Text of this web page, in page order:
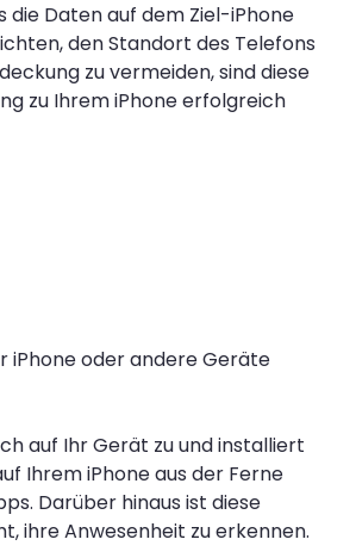
die Daten auf dem Ziel-iPhone
den Standort des Telefons
zu vermeiden, sind diese
zu Ihrem iPhone erfolgreich
iPhone oder andere Geräte
auf Ihr Gerät zu und installiert
Ihrem iPhone aus der Ferne
Darüber hinaus ist diese
ihre Anwesenheit zu erkennen.